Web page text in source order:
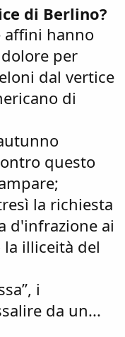
di Berlino?
affini hanno
per
dal vertice
di
questo
la richiesta
d'infrazione ai
illiceità del
i
da un...